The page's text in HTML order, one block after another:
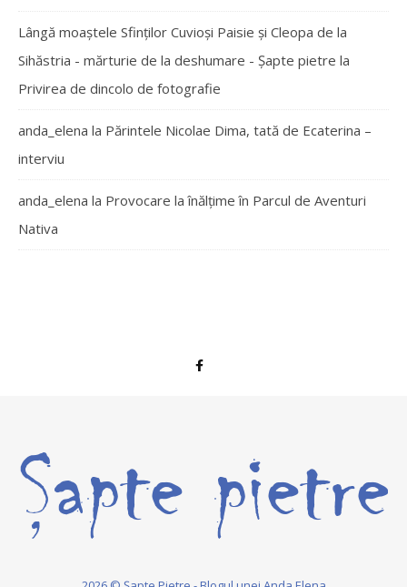
Lângă moaștele Sfinților Cuvioși Paisie și Cleopa de la
Sihăstria - mărturie de la deshumare - Şapte pietre la
Privirea de dincolo de fotografie
anda_elena la Părintele Nicolae Dima, tată de Ecaterina –
interviu
anda_elena la Provocare la înălțime în Parcul de Aventuri
Nativa